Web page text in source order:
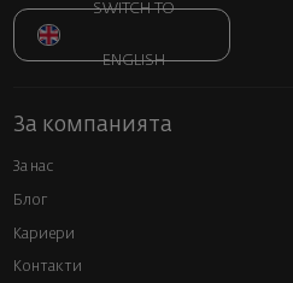
SWITCH TO
ENGLISH
За компанията
За нас
Блог
Кариери
Контакти